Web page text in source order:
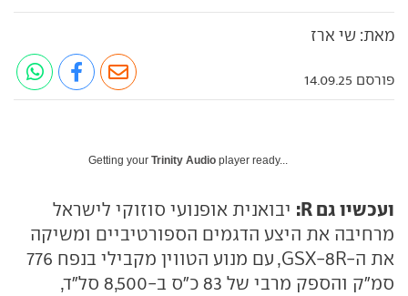
מאת: שי ארז
פורסם 14.09.25
Getting your Trinity Audio player ready...
ועכשיו גם R:
יבואנית אופנועי סוזוקי לישראל
מרחיבה את היצע הדגמים הספורטיביים ומשיקה
את ה-GSX-8R, עם מנוע הטווין מקבילי בנפח 776
סמ״ק והספק מרבי של 83 כ״ס ב-8,500 סל״ד,